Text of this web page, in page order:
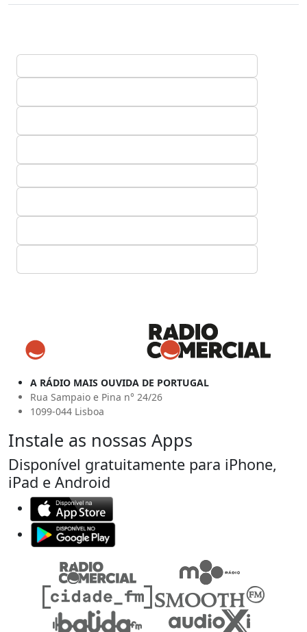
A RÁDIO MAIS OUVIDA DE PORTUGAL
Rua Sampaio e Pina n° 24/26
1099-044 Lisboa
Instale as nossas Apps
Disponível gratuitamente para iPhone,
iPad e Android